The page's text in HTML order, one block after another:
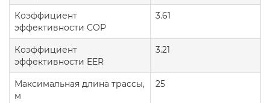
Коэффициент
эффективности COP
3.61
Коэффициент
эффективности EER
3.21
Максимальная длина трассы,
м
25